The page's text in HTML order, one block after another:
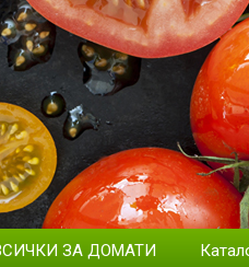
на домати.
ЗА ДОМАТИ